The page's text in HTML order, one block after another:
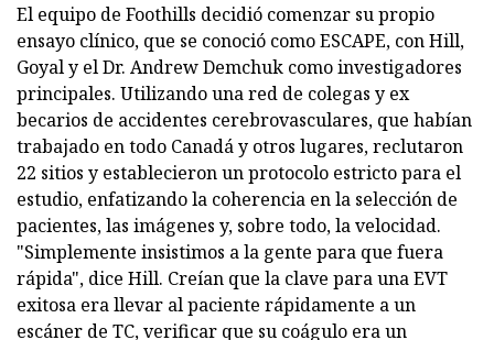
El equipo de Foothills decidió comenzar su propio
ensayo clínico, que se conoció como ESCAPE, con Hill,
Goyal y el Dr. Andrew Demchuk como investigadores
principales. Utilizando una red de colegas y ex
becarios de accidentes cerebrovasculares, que habían
trabajado en todo Canadá y otros lugares, reclutaron
22 sitios y establecieron un protocolo estricto para el
estudio, enfatizando la coherencia en la selección de
pacientes, las imágenes y, sobre todo, la velocidad.
"Simplemente insistimos a la gente para que fuera
rápida", dice Hill. Creían que la clave para una EVT
exitosa era llevar al paciente rápidamente a un
escáner de TC, verificar que su coágulo era un